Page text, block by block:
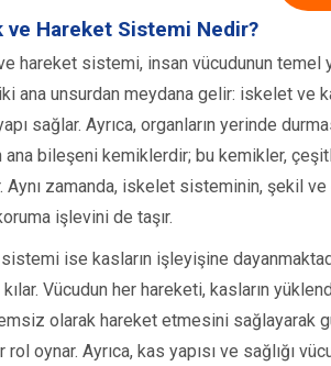
ve Hareket Sistemi Nedir?
hareket sistemi, insan vücudunun temel
ana unsurdan meydana gelir: iskelet ve
sağlar. Ayrıca, organların yerinde
ana bileşeni kemiklerdir; bu kemikler,
Aynı zamanda, iskelet sisteminin, şekil
işlevini de taşır.
ise kasların işleyişine
Vücudun her hareketi, kasların
olarak hareket etmesini sağlayarak
rol oynar. Ayrıca, kas yapısı ve sağlığı